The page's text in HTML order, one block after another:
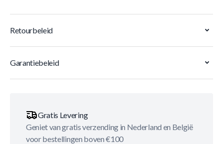
Retourbeleid
Garantiebeleid
Gratis Levering
Geniet van gratis verzending in Nederland en België
voor bestellingen boven €100